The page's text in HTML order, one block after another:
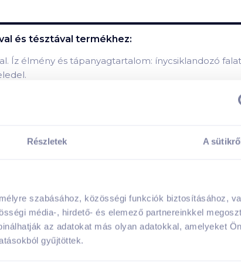
Részletek A
szabásához, közösségi funkciók biztosításához,
média-, hirdető- és elemező partnereinkkel
az adatokat más olyan adatokkal, amelyeket
gyűjtöttek.
és tésztával termékhez:
Íz élmény és tápanyagtartalom: ínycsiklandozó
és 2 napon belül használja fel!
termék összetevői: